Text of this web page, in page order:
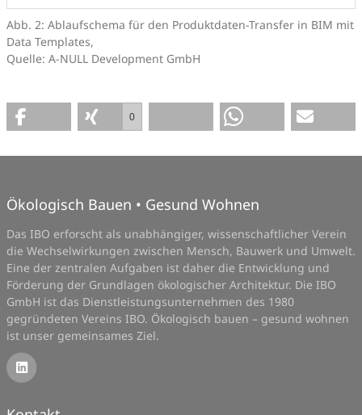
Abb. 2: Ablaufschema für den Produktdaten-Transfer in BIM mit
Data Templates,
Quelle: A-NULL Development GmbH
0
Ökologisch Bauen • Gesund Wohnen
Das IBO erforscht als unabhängiger, wissenschaftlicher Verein
die Wechselwirkungen zwischen Mensch, Bauwerk und Umwelt.
Eine der zentralen Aufgaben ist daher die Entwicklung und
Förderung der Grundlagen ökologischer Architektur. Die IBO
GmbH ist das Dienstleistungsunternehmen des 1980
gegründeten Vereins IBO. Ökologisch bauen – gesund wohnen
ist unser gemeinsames Ziel.